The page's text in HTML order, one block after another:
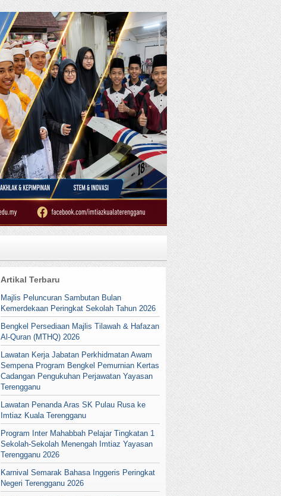
Artikal Terbaru
Majlis Peluncuran Sambutan Bulan
Kemerdekaan Peringkat Sekolah Tahun 2026
Bengkel Persediaan Majlis Tilawah & Hafazan
Al-Quran (MTHQ) 2026
Lawatan Kerja Jabatan Perkhidmatan Awam
Sempena Program Bengkel Pemurnian Kertas
Cadangan Pengukuhan Perjawatan Yayasan
Terengganu
Lawatan Penanda Aras SK Pulau Rusa ke
Imtiaz Kuala Terengganu
Program Inter Mahabbah Pelajar Tingkatan 1
Sekolah-Sekolah Menengah Imtiaz Yayasan
Terengganu 2026
Karnival Semarak Bahasa Inggeris Peringkat
Negeri Terengganu 2026